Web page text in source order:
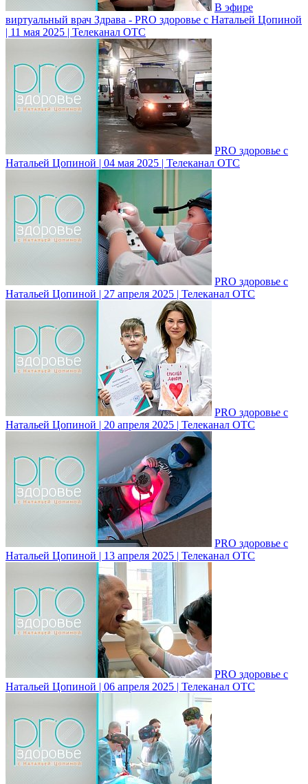
В эфире
виртуальный врач Здрава - PRO здоровье с Натальей Цопиной
| 11 мая 2025 | Телеканал ОТС
PRO здоровье с
Натальей Цопиной | 04 мая 2025 | Телеканал ОТС
PRO здоровье с
Натальей Цопиной | 27 апреля 2025 | Телеканал ОТС
PRO здоровье с
Натальей Цопиной | 20 апреля 2025 | Телеканал ОТС
PRO здоровье с
Натальей Цопиной | 13 апреля 2025 | Телеканал ОТС
PRO здоровье с
Натальей Цопиной | 06 апреля 2025 | Телеканал ОТС